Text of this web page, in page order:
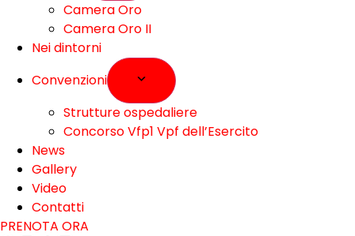
Camera Oro
Camera Oro II
Nei dintorni
Convenzioni
Strutture ospedaliere
Concorso Vfp1 Vpf dell’Esercito
News
Gallery
Video
Contatti
PRENOTA ORA